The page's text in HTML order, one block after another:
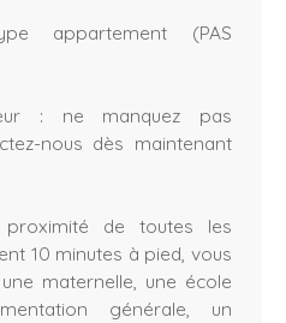
appartement (PAS
: ne manquez pas
nous dès maintenant
de toutes les
10 minutes à pied, vous
maternelle, une école
générale, un